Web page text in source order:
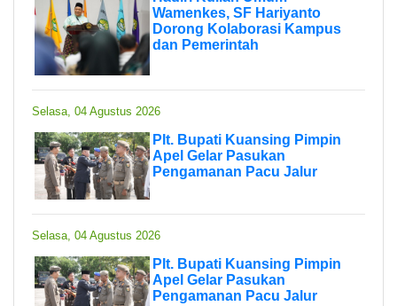
Wamenkes, SF Hariyanto
Dorong Kolaborasi Kampus
dan Pemerintah
Selasa, 04 Agustus 2026
Plt. Bupati Kuansing Pimpin
Apel Gelar Pasukan
Pengamanan Pacu Jalur
Selasa, 04 Agustus 2026
Plt. Bupati Kuansing Pimpin
Apel Gelar Pasukan
Pengamanan Pacu Jalur